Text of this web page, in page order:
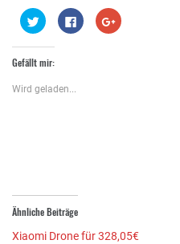
Klick,
um
Twitter
zu
teilen
in
neuem
Klick,
um
Zum
Teilen
Gefällt mir:
Wird geladen...
Ähnliche Beiträge
Xiaomi Drone für 328,05€